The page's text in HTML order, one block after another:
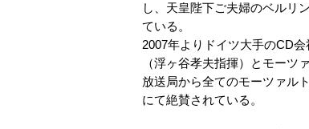
し、天皇陛下ご夫婦のベルリ
ている。
2007年よりドイツ大手のCD
（浮ヶ谷孝夫指揮）とモーツ
放送局から全てのモーツァル
にて絶賛されている。